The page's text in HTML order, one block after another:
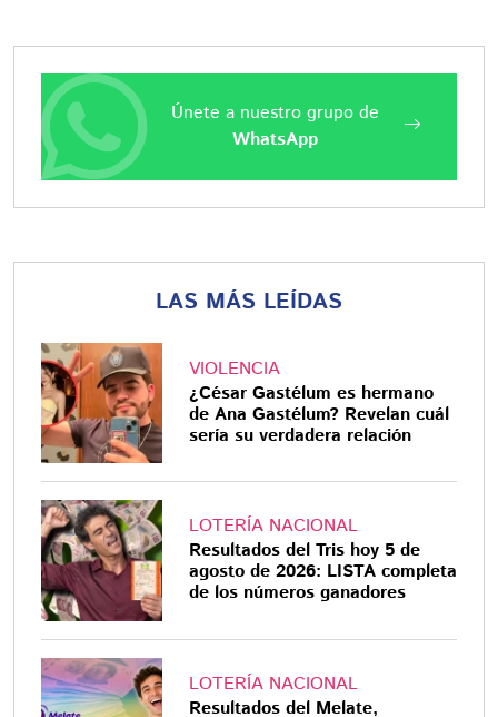
Únete a nuestro grupo de
WhatsApp
LAS MÁS LEÍDAS
VIOLENCIA
¿César Gastélum es hermano
de Ana Gastélum? Revelan cuál
sería su verdadera relación
LOTERÍA NACIONAL
Resultados del Tris hoy 5 de
agosto de 2026: LISTA completa
de los números ganadores
LOTERÍA NACIONAL
Resultados del Melate,